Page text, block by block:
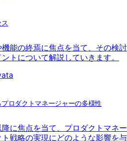
能の終焉に焦点を当て、その検討
トについて解説していきます。
ロダクトマネージャーの多様性
に焦点を当て、プロダクトマネー
戦略の実現にどのような影響を与